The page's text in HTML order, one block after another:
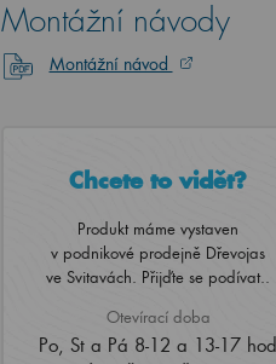
Montážní návody
Montážní návod
Chcete to vidět?
Produkt máme vystaven
v podnikové prodejně Dřevojas
ve Svitavách. Přijďte se podívat..
Otevírací doba
Po, St a Pá 8-12 a 13-17 hod